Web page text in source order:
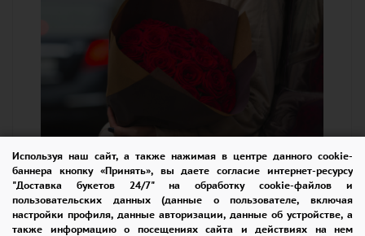
Используя наш сайт, а также нажимая в центре данного cookie-
баннера кнопку «Принять», вы даете согласие интернет-ресурсу
"Доставка букетов 24/7" на обработку cookie-файлов и
пользовательских данных (данные о пользователе, включая
настройки профиля, данные авторизации, данные об устройстве, а
также информацию о посещениях сайта и действиях на нем
Как выбрать букет роз?